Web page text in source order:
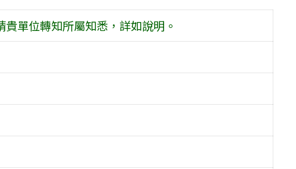
單位轉知所屬知悉，詳如說明。